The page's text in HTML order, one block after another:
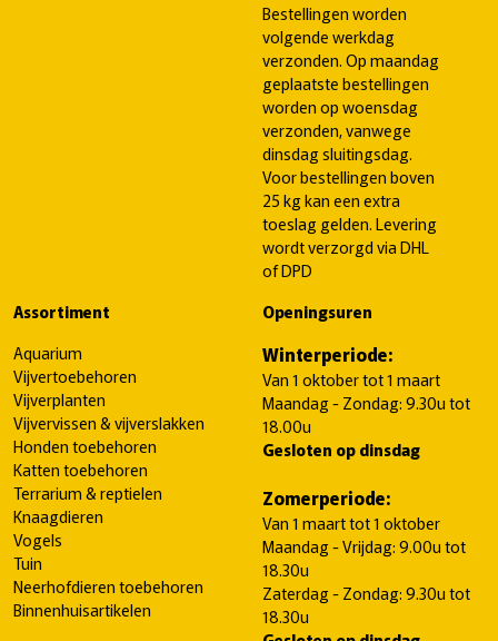
Bestellingen worden
volgende werkdag
verzonden. Op maandag
geplaatste bestellingen
worden op woensdag
verzonden, vanwege
dinsdag sluitingsdag.
Voor bestellingen boven
25 kg kan een extra
toeslag gelden. Levering
wordt verzorgd via DHL
of DPD
Assortiment
Aquarium
Vijvertoebehoren
Vijverplanten
Vijvervissen & vijverslakken
Honden toebehoren
Katten toebehoren
Terrarium & reptielen
Knaagdieren
Vogels
Tuin
Neerhofdieren toebehoren
Binnenhuisartikelen
Openingsuren
Winterperiode:
Van 1 oktober tot 1 maart
Maandag - Zondag: 9.30u tot
18.00u
Gesloten op dinsdag
Zomerperiode:
Van 1 maart tot 1 oktober
Maandag - Vrijdag: 9.00u tot
18.30u
Zaterdag - Zondag: 9.30u tot
18.30u